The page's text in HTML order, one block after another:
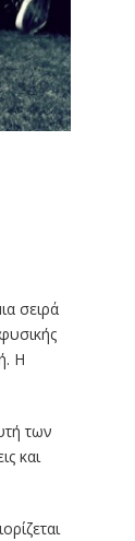
σειρά
Η
των
και